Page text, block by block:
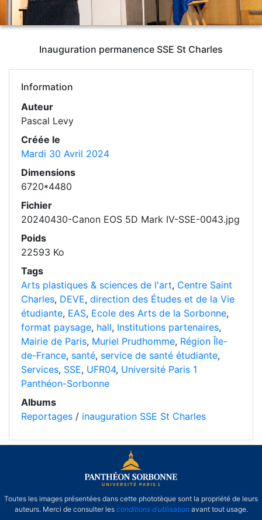
Inauguration permanence SSE St Charles
Information
Auteur
Pascal Levy
Créée le
Mardi 30 Avril 2024
Dimensions
6720*4480
Fichier
20240430-Canon EOS 5D Mark IV-SSE-0043.jpg
Poids
22593 Ko
Tags
Arts plastiques & sciences de l'art, Centre Saint
Charles, DEVE, direction des Études et de la Vie
étudiante, EAS, Ecole des Arts de la Sorbonne,
format paysage, hall, Institutions partenaires,
Mairie de Paris, Muriel Prudhomme, Région Île-
de-France, santé, service de santé étudiante,
Services, SSE, UFR04, Université Paris 1
Panthéon-Sorbonne
Albums
Reportages / inauguration SSE St Charles
Toutes les images présentées dans cette phototèque sont la propriété de leurs
auteurs. Merci de consulter les conditions d'utilisationavant tout usage.